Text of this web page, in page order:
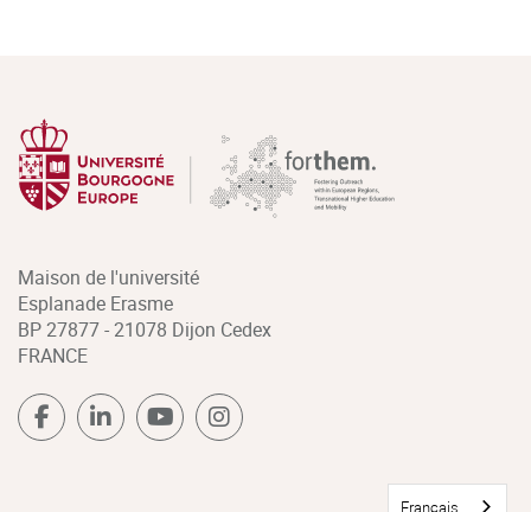
Maison de l'université
Esplanade Erasme
BP 27877 - 21078 Dijon Cedex
FRANCE
Français